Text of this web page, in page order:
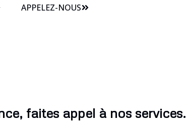
APPELEZ-NOUS
faites appel à nos services.